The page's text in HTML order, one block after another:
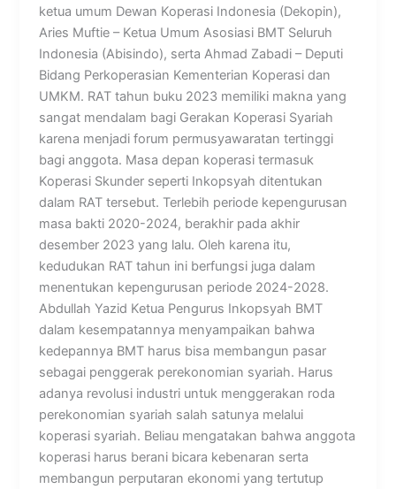
ketua umum Dewan Koperasi Indonesia (Dekopin),
Aries Muftie – Ketua Umum Asosiasi BMT Seluruh
Indonesia (Abisindo), serta Ahmad Zabadi – Deputi
Bidang Perkoperasian Kementerian Koperasi dan
UMKM. RAT tahun buku 2023 memiliki makna yang
sangat mendalam bagi Gerakan Koperasi Syariah
karena menjadi forum permusyawaratan tertinggi
bagi anggota. Masa depan koperasi termasuk
Koperasi Skunder seperti Inkopsyah ditentukan
dalam RAT tersebut. Terlebih periode kepengurusan
masa bakti 2020-2024, berakhir pada akhir
desember 2023 yang lalu. Oleh karena itu,
kedudukan RAT tahun ini berfungsi juga dalam
menentukan kepengurusan periode 2024-2028.
Abdullah Yazid Ketua Pengurus Inkopsyah BMT
dalam kesempatannya menyampaikan bahwa
kedepannya BMT harus bisa membangun pasar
sebagai penggerak perekonomian syariah. Harus
adanya revolusi industri untuk menggerakan roda
perekonomian syariah salah satunya melalui
koperasi syariah. Beliau mengatakan bahwa anggota
koperasi harus berani bicara kebenaran serta
membangun perputaran ekonomi yang tertutup